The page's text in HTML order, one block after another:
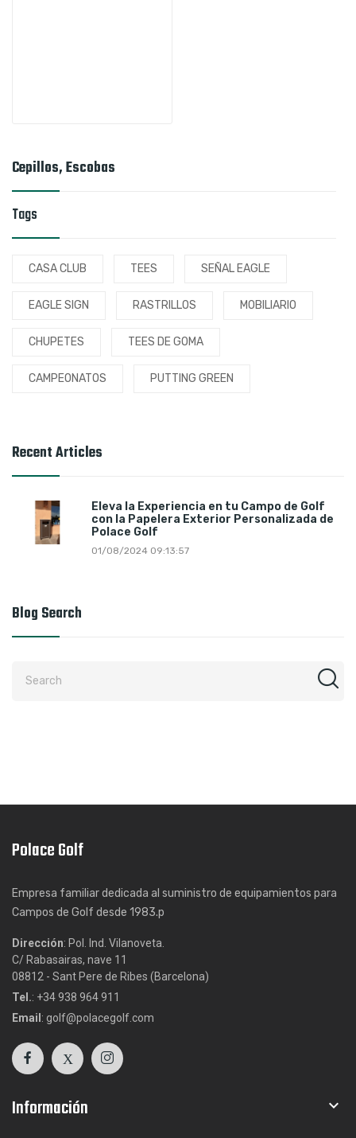
Cepillos, Escobas
Tags
CASA CLUB TEES SEÑAL EAGLE
EAGLE SIGN RASTRILLOS MOBILIARIO
CHUPETES TEES DE GOMA
CAMPEONATOS PUTTING GREEN
Recent Articles
Eleva la Experiencia en tu Campo de Golf
con la Papelera Exterior Personalizada de
Polace Golf
01/08/2024 09:13:57
Blog Search
Polace Golf
Empresa familiar dedicada al suministro de equipamientos para
Campos de Golf desde 1983.p
Dirección: Pol. Ind. Vilanoveta.
C/ Rabasairas, nave 11
08812 - Sant Pere de Ribes (Barcelona)
Tel.: +34 938 964 911
Email : golf@polacegolf.com
Información 